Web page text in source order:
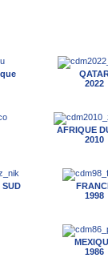
2022
AFRIQUE
2010
SUD
1998
1986